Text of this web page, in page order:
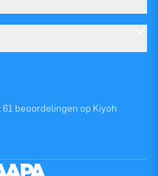
beoordelingen op Kiyoh